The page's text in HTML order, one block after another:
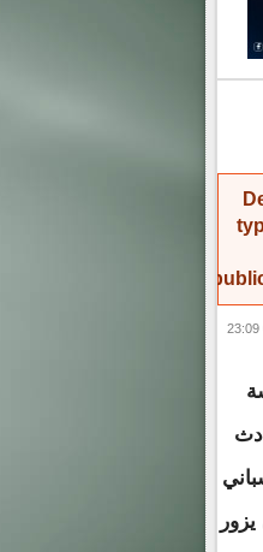
/home/amicinf1/